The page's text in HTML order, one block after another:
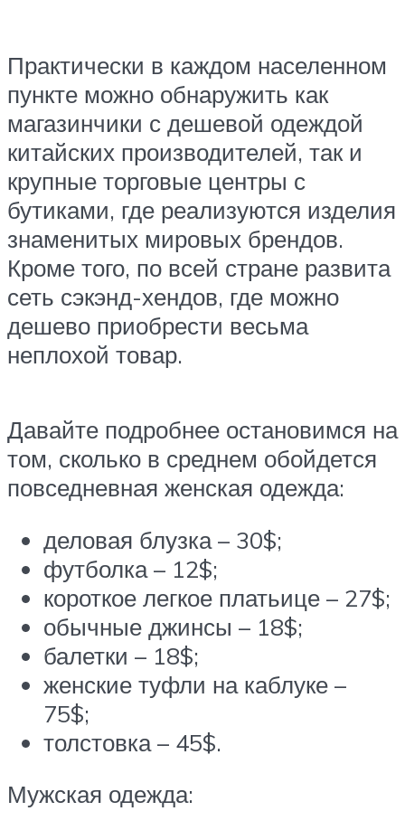
Практически в каждом населенном
пункте можно обнаружить как
магазинчики с дешевой одеждой
китайских производителей, так и
крупные торговые центры с
бутиками, где реализуются изделия
знаменитых мировых брендов.
Кроме того, по всей стране развита
сеть сэкэнд-хендов, где можно
дешево приобрести весьма
неплохой товар.
Давайте подробнее остановимся на
том, сколько в среднем обойдется
повседневная женская одежда:
деловая блузка – 30$;
футболка – 12$;
короткое легкое платьице – 27$;
обычные джинсы – 18$;
балетки – 18$;
женские туфли на каблуке –
75$;
толстовка – 45$.
Мужская одежда: